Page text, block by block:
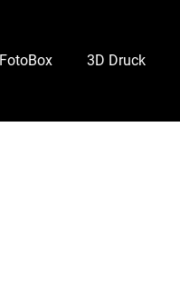
FotoBox 3D Druck